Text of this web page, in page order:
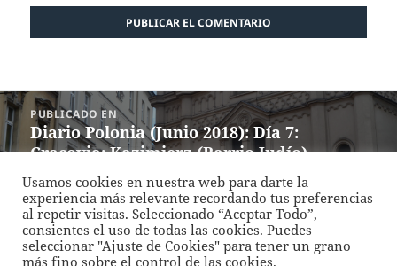
Navegación
de
entradas
PUBLICADO EN
Diario Polonia (Junio 2018): Día 7:
Cracovia: Kazimierz (Barrio Judío),
Auschwitz-Birkenau
Funciona gracias a WordPress
Usamos cookies en nuestra web para darte la
experiencia más relevante recordando tus preferencias
al repetir visitas. Seleccionado “Aceptar Todo”,
consientes el uso de todas las cookies. Puedes
seleccionar "Ajuste de Cookies" para tener un grano
más fino sobre el control de las cookies.